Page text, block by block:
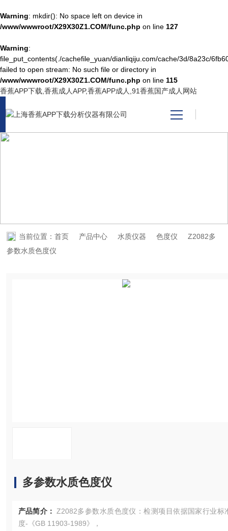
Warning: mkdir(): No space left on device in
/www/wwwroot/X29X30Z1.COM/func.php on line 127
Warning:
file_put_contents(./cachefile_yuan/dianliqiju.com/cache/3d/8a23c/
failed to open stream: No such file or directory in
/www/wwwroot/X29X30Z1.COM/func.php on line 115
香蕉APP下载,香蕉成人APP,香蕉APP成人,91香蕉国产成人网站
产品中心
关于香蕉APP下载
资料下载
当前位置：首页 产品中心 水质仪器 色度仪
Z2082多
参数水质色度仪
多参数水质色度仪
产品简介：
Z2082多参数水质色度仪：检测项目依据国家行业标
度-《GB 11903-1989》，